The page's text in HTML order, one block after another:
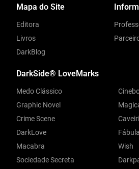
Mapa do Site
Editora
Livros
DarkBlog
DarkSide® LoveMarks
Medo Clássico
Graphic Novel
Crime Scene
DarkLove
Macabra
Sociedade Secreta
Wish